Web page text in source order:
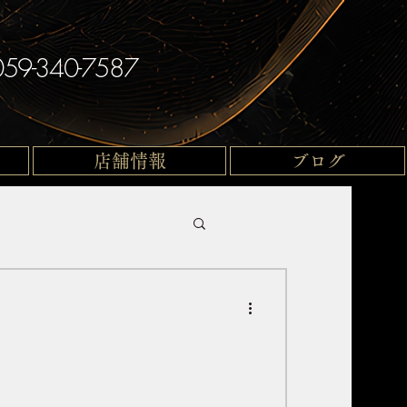
340-7587
店舗情報 ブログ